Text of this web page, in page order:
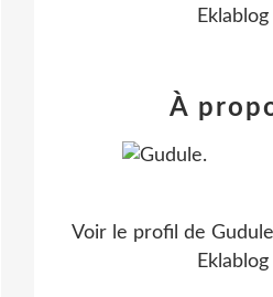
Eklablog
À
Voir le profil de
Eklablog